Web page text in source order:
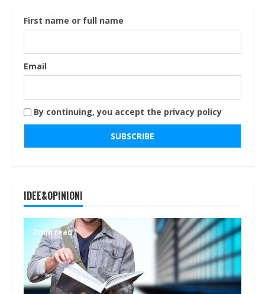
First name or full name
Email
By continuing, you accept the privacy policy
IDEE&OPINIONI
2 min read